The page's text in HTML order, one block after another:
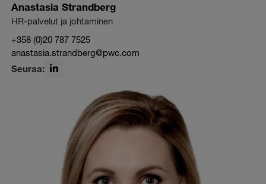
Anastasia Strandberg
HR-palvelut ja johtaminen
+358 (0)20 787 7525
anastasia.strandberg@pwc.com
Seuraa: